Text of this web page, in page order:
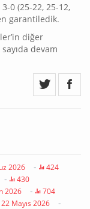
0 (25-22, 25-12,
garantiledik.
diğer
devam
2026 - 424
- 430
2026 - 704
22 Mayıs 2026 -